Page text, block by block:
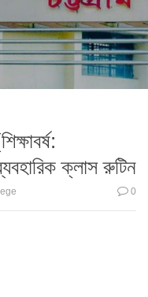
ক্লাস রুটিন
0